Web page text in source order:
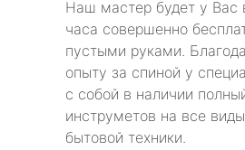
Наш мастер будет у Вас
часа совершенно
пустыми руками.
опыту за спиной у
с собой в наличии
инструметов на все
бытовой техники.